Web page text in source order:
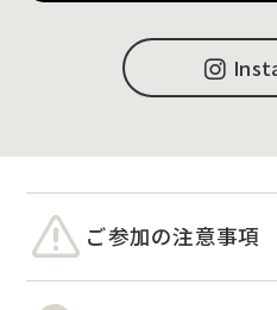
ご参加の注意事項